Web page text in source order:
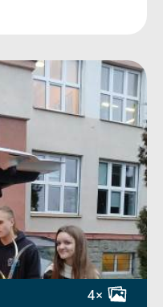
4×